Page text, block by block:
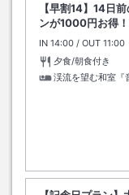
【早割14】14日
ンが1000円お得！
IN チェックイン
14:00 / OUT チェ
11:00
夕食/朝食付き
渓流を望む和室『